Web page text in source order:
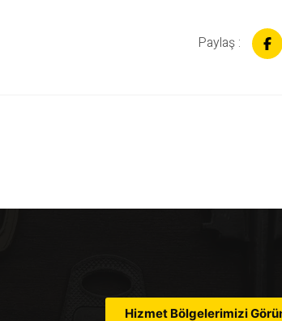
Paylaş :
Hizmet Bölgelerimizi